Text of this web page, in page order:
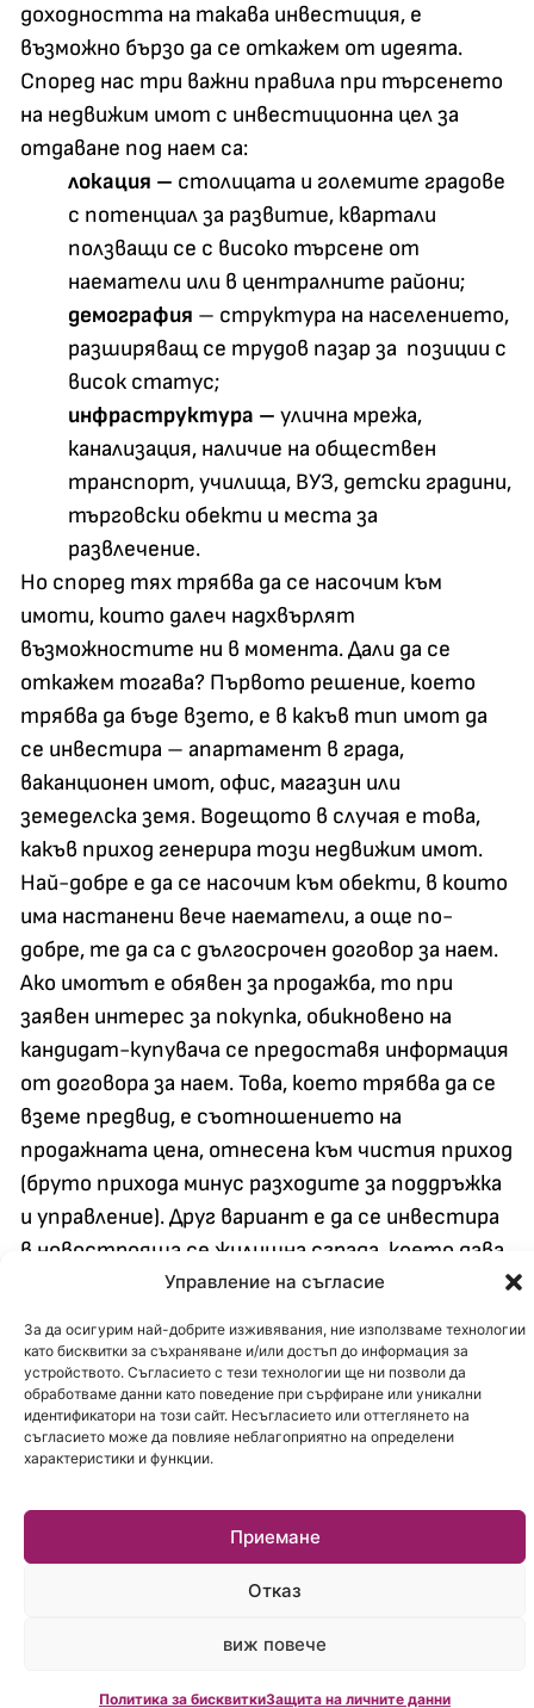
Управление на съгласие
За да осигурим най-добрите изживявания, ние използваме технологии
като бисквитки за съхраняване и/или достъп до информация за
устройството. Съгласието с тези технологии ще ни позволи да
обработваме данни като поведение при сърфиране или уникални
идентификатори на този сайт. Несъгласието или оттеглянето на
съгласието може да повлияе неблагоприятно на определени
характеристики и функции.
Приемане
Отказ
виж повече
Политика за бисквиткиЗащита на личните данни
доходността на такава инвестиция, е
възможно бързо да се откажем от идеята.
Според нас три важни правила при търсенето
на недвижим имот с инвестиционна цел за
отдаване под наем са:
локация – столицата и големите градове
с потенциал за развитие, квартали
ползващи се с високо търсене от
наематели или в централните райони;
демография – структура на населението,
разширяващ се трудов пазар за позиции с
висок статус;
инфраструктура – улична мрежа,
канализация, наличие на обществен
транспорт, училища, ВУЗ, детски градини,
търговски обекти и места за
развлечение.
Но според тях трябва да се насочим към
имоти, които далеч надхвърлят
възможностите ни в момента. Дали да се
откажем тогава? Първото решение, което
трябва да бъде взето, е в какъв тип имот да
се инвестира – апартамент в града,
ваканционен имот, офис, магазин или
земеделска земя. Водещото в случая е това,
какъв приход генерира този недвижим имот.
Най-добре е да се насочим към обекти, в които
има настанени вече наематели, а още по-
добре, те да са с дългосрочен договор за наем.
Ако имотът е обявен за продажба, то при
заявен интерес за покупка, обикновено на
кандидат-купувача се предоставя информация
от договора за наем. Това, което трябва да се
вземе предвид, е съотношението на
продажната цена, отнесена към чистия приход
(бруто прихода минус разходите за поддръжка
и управление). Друг вариант е да се инвестира
в новострояща се жилищна сграда, което дава
възможност жилището да бъде завършено и
обзаведено така, че после да се таргетира към
конкретен сегмент наематели /семейство с
дете или студенти/, в зависимост от
локацията. При този вариант се отлага във
времето началната дата на получаване на
печалба, с оглед това, че инвеститора-
купувач споделя риска с продавача
(предприемач – строител); т.е. към момента
този имот ще бъде по-висока от платената